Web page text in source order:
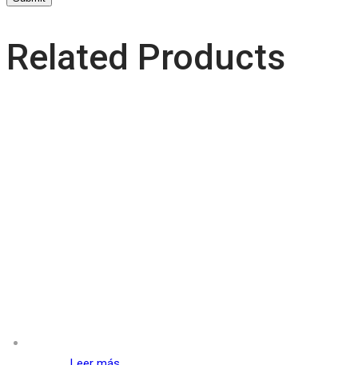
Related Products